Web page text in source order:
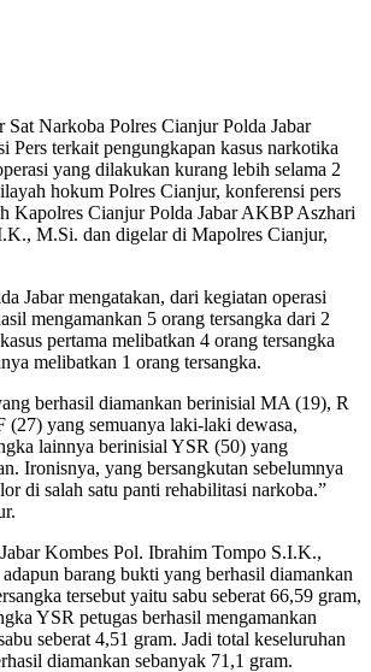
Sat Narkoba Polres Cianjur Polda Jabar
Pers terkait pengungkapan kasus narkotika
yang dilakukan kurang lebih selama 2
hokum Polres Cianjur, konferensi pers
Kapolres Cianjur Polda Jabar AKBP Aszhari
M.Si. dan digelar di Mapolres Cianjur,
Jabar mengatakan, dari kegiatan operasi
mengamankan 5 orang tersangka dari 2
pertama melibatkan 4 orang tersangka
melibatkan 1 orang tersangka.
berhasil diamankan berinisial MA (19), R
yang semuanya laki-laki dewasa,
lainnya berinisial YSR (50) yang
Ironisnya, yang bersangkutan sebelumnya
di salah satu panti rehabilitasi narkoba.”
Kombes Pol. Ibrahim Tompo S.I.K.,
barang bukti yang berhasil diamankan
tersebut yaitu sabu seberat 66,59 gram,
YSR petugas berhasil mengamankan
seberat 4,51 gram. Jadi total keseluruhan
diamankan sebanyak 71,1 gram.